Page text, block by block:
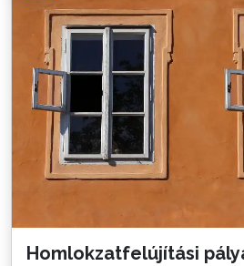
Homlokzatfelújítási